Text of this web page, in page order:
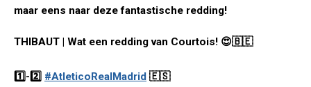
maar eens naar deze fantastische redding!
THIBAUT | Wat een redding van Courtois! 😍🇧🇪
1️⃣-2️⃣ #AtleticoRealMadrid 🇪🇸